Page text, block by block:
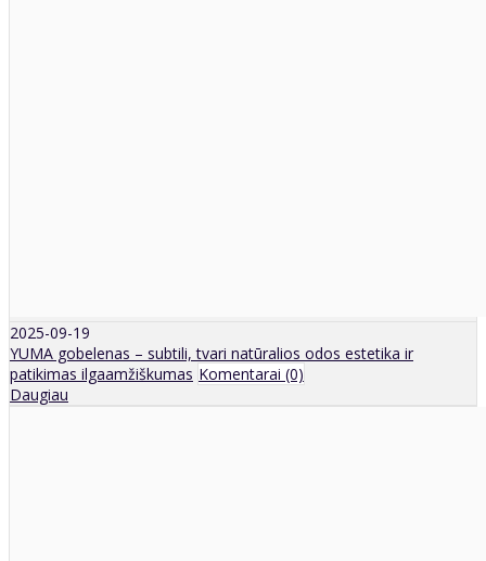
2025-09-19
YUMA gobelenas – subtili, tvari natūralios odos estetika ir
patikimas ilgaamžiškumas Komentarai (0)
Daugiau